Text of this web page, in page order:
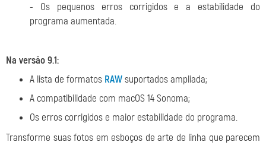
- Os pequenos erros corrigidos e a estabilidade do
programa aumentada.
Na versão 9.1:
A lista de formatos RAWsuportados ampliada;
A compatibilidade com macOS 14 Sonoma;
Os erros corrigidos e maior estabilidade do programa.
Transforme suas fotos em esboços de arte de linha que parecem